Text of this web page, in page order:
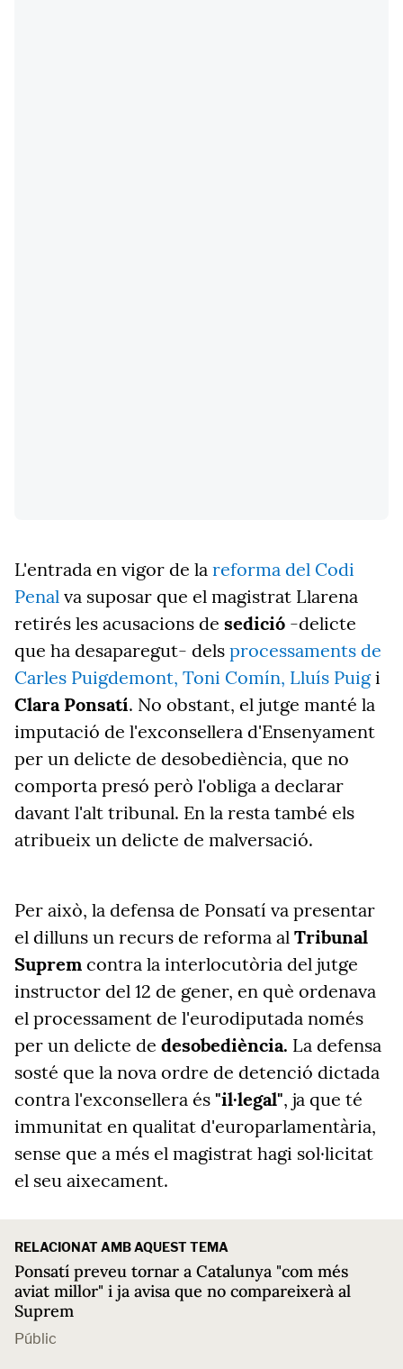
L'entrada en vigor de la reforma del Codi
Penal va suposar que el magistrat Llarena
retirés les acusacions de sedició -delicte
que ha desaparegut- dels processaments de
Carles Puigdemont, Toni Comín, Lluís Puigi
Clara Ponsatí. No obstant, el jutge manté la
imputació de l'exconsellera d'Ensenyament
per un delicte de desobediència, que no
comporta presó però l'obliga a declarar
davant l'alt tribunal. En la resta també els
atribueix un delicte de malversació.
Per això, la defensa de Ponsatí va presentar
el dilluns un recurs de reforma al Tribunal
Suprem contra la interlocutòria del jutge
instructor del 12 de gener, en què ordenava
el processament de l'eurodiputada només
per un delicte de desobediència. La defensa
sosté que la nova ordre de detenció dictada
contra l'exconsellera és "il·legal", ja que té
immunitat en qualitat d'europarlamentària,
sense que a més el magistrat hagi sol·licitat
el seu aixecament.
RELACIONAT AMB AQUEST TEMA
Ponsatí preveu tornar a Catalunya "com més
aviat millor" i ja avisa que no compareixerà al
Suprem
Públic